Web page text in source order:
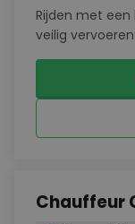
Rijden met
veilig
verschillende
Chauffeur